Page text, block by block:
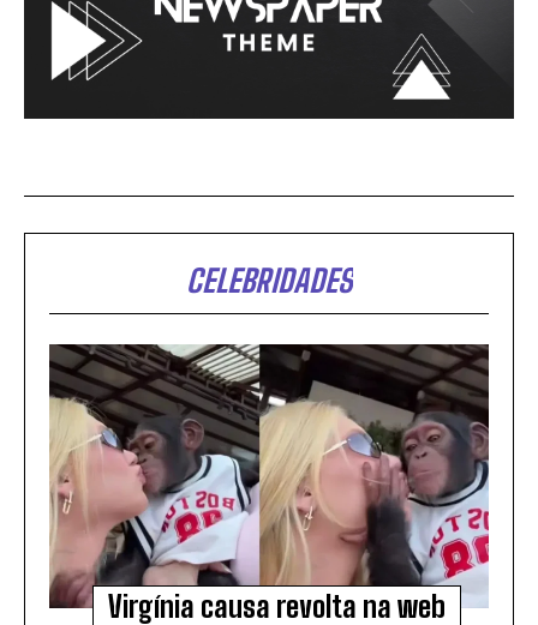
CELEBRIDADES
Virgínia causa revolta na web